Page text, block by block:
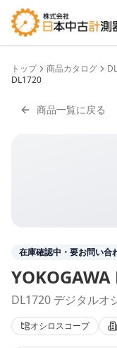
トップ 商品カタログ
DL1720
商品一覧に戻る
在庫確認中・要お問い合
YOKOGAWA
DL1720 デジタルオ
オシロスコープ